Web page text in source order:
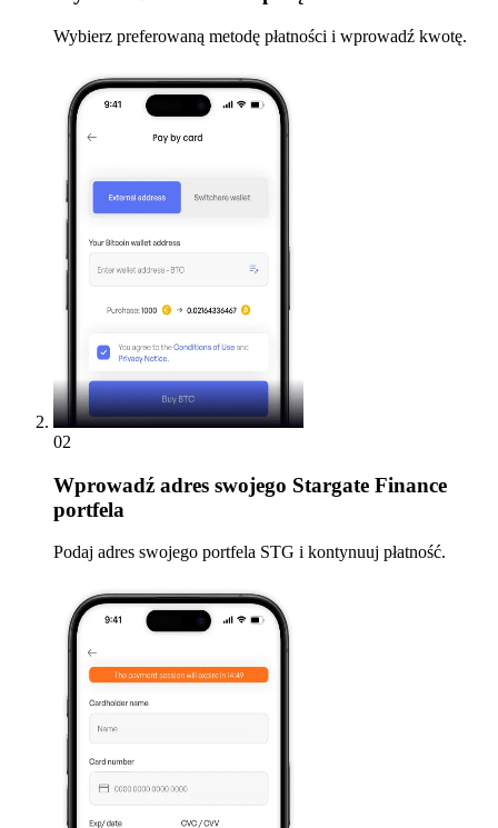
Wybierz preferowaną metodę płatności i wprowadź kwotę.
02
Wprowadź adres swojego Stargate Finance
portfela
Podaj adres swojego portfela STG i kontynuuj płatność.